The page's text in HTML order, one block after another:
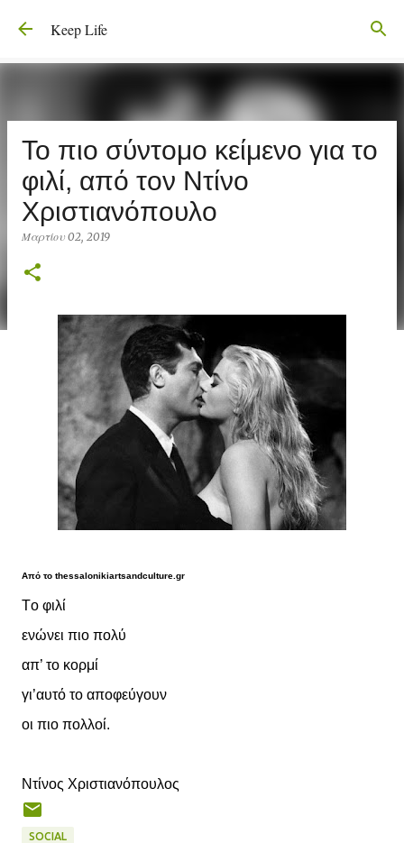
Μετάβαση στο κύριο περιεχόμενο
Keep Life
Το πιο σύντομο κείμενο για το
φιλί, από τον Ντίνο
Χριστιανόπουλο
Μαρτίου 02, 2019
Από το thessalonikiartsandculture.gr
Tο φιλί
ενώνει πιο πολύ
απ’ το κορμί
γι’αυτό το αποφεύγουν
οι πιο πολλοί.
Ντίνος Χριστιανόπουλος
SOCIAL